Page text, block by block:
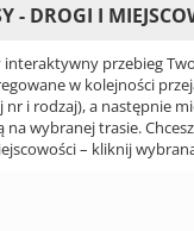
- DROGI I
przebieg
w kolejności
i rodzaj), a następnie
na wybranej trasie.
– kliknij